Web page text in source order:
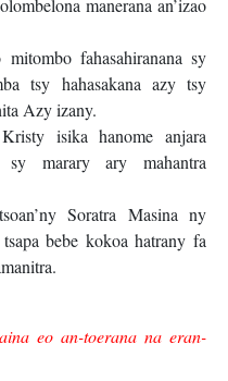
manerana an’izao
fahasahiranana sy
tsy hahasakana azy tsy
Azy izany.
isika hanome anjara
sy marary ary mahantra
Soratra Masina ny
bebe kokoa hatrany fa
eo an-toerana na eran-